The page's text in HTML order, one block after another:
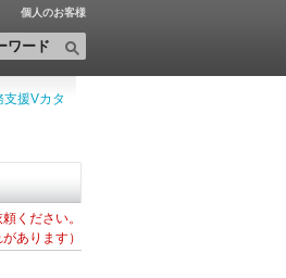
個人のお客様
支援Vカタ
ください。
あります）